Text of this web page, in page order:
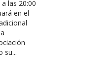
las 20:00
en el
su...